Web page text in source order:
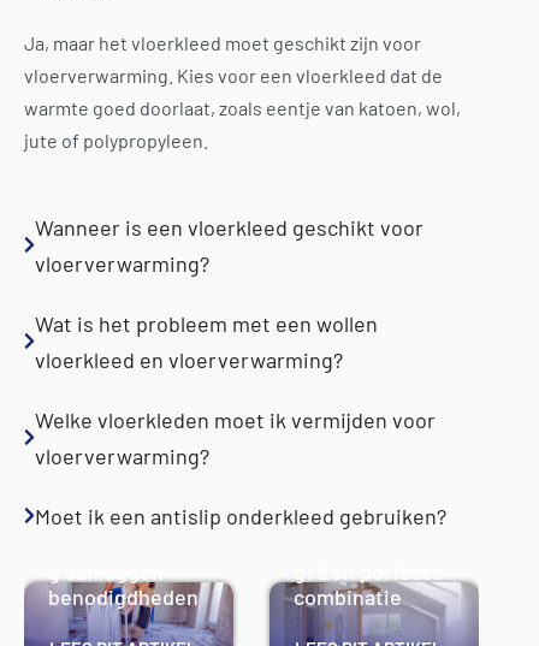
Ja, maar het vloerkleed moet geschikt zijn voor
vloerverwarming. Kies voor een vloerkleed dat de
warmte goed doorlaat, zoals eentje van katoen, wol,
jute of polypropyleen.
Wanneer is een vloerkleed geschikt voor
vloerverwarming?
Wat is het probleem met een wollen
vloerkleed en vloerverwarming?
Welke vloerkleden moet ik vermijden voor
vloerverwarming?
Moet ik een antislip onderkleed gebruiken?
benodigdheden
Gietvloer
combinatie